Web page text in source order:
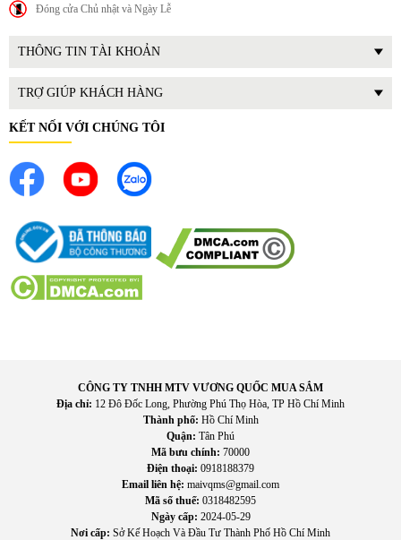
III. Lợi ích thực tế khi sử dụng
Không khí mát nhanh và dễ chịu, giúp bạn xua tan nóng bức
thường xuyên mà không lo tốn điện nhiều.
Vận hành êm ái, cho không gian ngủ, làm việc hay sinh hoạt
không bị ảnh hưởng bởi tiếng ồn.
Thao tác điều chỉnh đơn giản, giúp mọi thành viên trong gia
Không gian thoáng đãng hơn, luồng gió lưu thông tốt giúp
cảm giác mát mẻ mà vẫn dễ thở.
Tối ưu chi phí đầu tư cho làm mát, phù hợp với nhu cầu gia
Đóng cửa Chủ nhật và Ngày Lễ
THÔNG TIN TÀI KHOẢN
TRỢ GIÚP KHÁCH HÀNG
KẾT NỐI VỚI CHÚNG TÔI
CÔNG TY TNHH MTV VƯƠNG QUỐC MUA SẮM
Địa chỉ: 12 Đô Đốc Long, Phường Phú Thọ Hòa, TP Hồ Chí Minh
Thành phố: Hồ Chí Minh
Quận: Tân Phú
Mã bưu chính: 70000
Điện thoại: 0918188379
Email liên hệ: maivqms@gmail.com
Mã số thuế: 0318482595
Ngày cấp: 2024-05-29
Nơi cấp: Sở Kế Hoạch Và Đầu Tư Thành Phố Hồ Chí Minh